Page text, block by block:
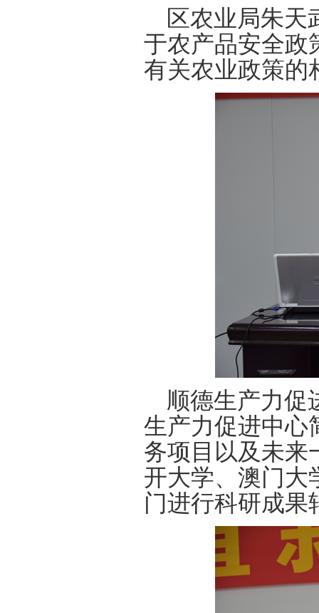
区农业局朱天
于农产品安全政
有关农业政策的
顺德生产力促
生产力促进中心
务项目以及未来
开大学、澳门大
门进行科研成果